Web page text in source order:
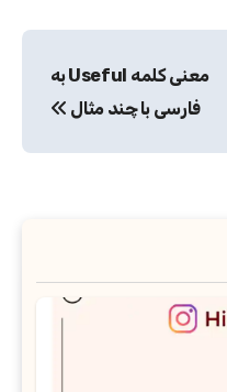
معنی کلمه Useful به
فارسی با چند مثال